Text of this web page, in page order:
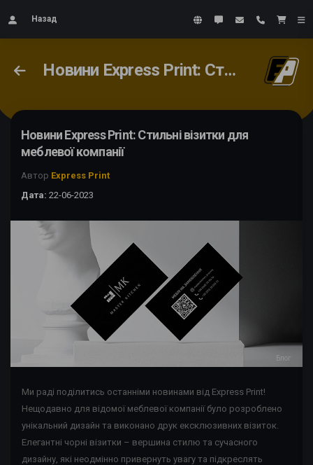
Назад
Новини Express Print: Стильні візитки для меблевої компанії
Новини Express Print: Стильні візитки для
меблевої компанії
Автор Express Print
Дата: 22-06-2023
Блог
Ми раді поділитись останніми новинами від Express Print!
Нещодавно для відомої меблевої компанії було розроблено
унікальний дизайн та виконано друк ексклюзивних візиток.
Елегантні чорні візитки – вершина стилю та сучасного
дизайну, які неодмінно привернуть увагу та підкреслять